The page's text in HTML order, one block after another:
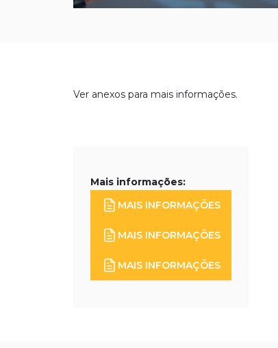
Ver anexos para mais informações.
Mais informações:
MAIS INFORMAÇÕES
MAIS INFORMAÇÕES
MAIS INFORMAÇÕES